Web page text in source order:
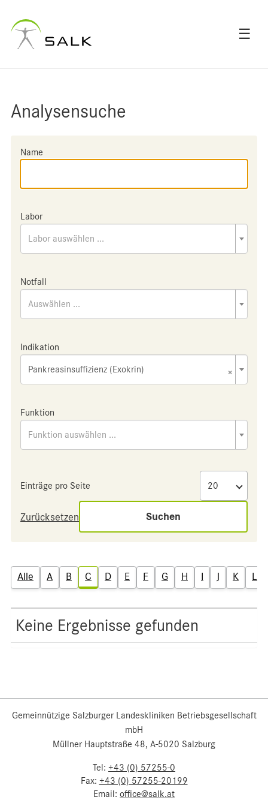
☰
Analysensuche
Name
Labor
Labor auswählen ...
Notfall
Auswählen ...
Indikation
×
Pankreasinsuffizienz (Exokrin)
Funktion
Funktion auswählen ...
Einträge pro Seite
Zurücksetzen Suchen
Alle A B C D E F G H I J K L
Keine Ergebnisse gefunden
Gemeinnützige Salzburger Landeskliniken Betriebsgesellschaft
mbH
Müllner Hauptstraße 48, A-5020 Salzburg
Tel: +43 (0) 57255-0
Fax: +43 (0) 57255-20199
Email: office@salk.at